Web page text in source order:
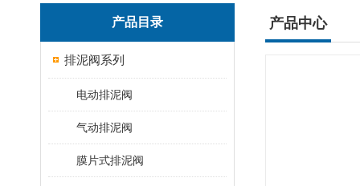
产品目录
排泥阀系列
电动排泥阀
气动排泥阀
膜片式排泥阀
产品中心